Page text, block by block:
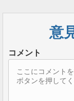
意
コメント